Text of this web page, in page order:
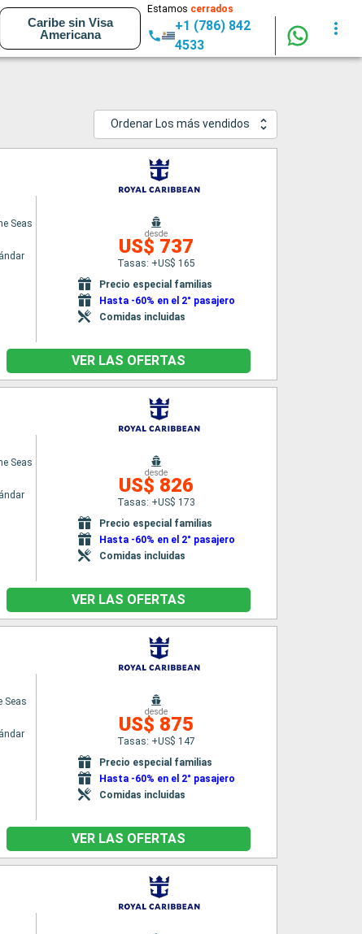
Caribe sin Visa
Americana
Estamos cerrados
+1 (786) 842
4533
Ordenar Los más vendidos
Seas
desde
US$ 737
Tasas: +US$ 165
Precio especial familias
Hasta -60% en el 2° pasajero
Comidas incluidas
VER LAS OFERTAS
Seas
desde
US$ 826
Tasas: +US$ 173
Precio especial familias
Hasta -60% en el 2° pasajero
Comidas incluidas
VER LAS OFERTAS
Seas
desde
US$ 875
Tasas: +US$ 147
Precio especial familias
Hasta -60% en el 2° pasajero
Comidas incluidas
VER LAS OFERTAS